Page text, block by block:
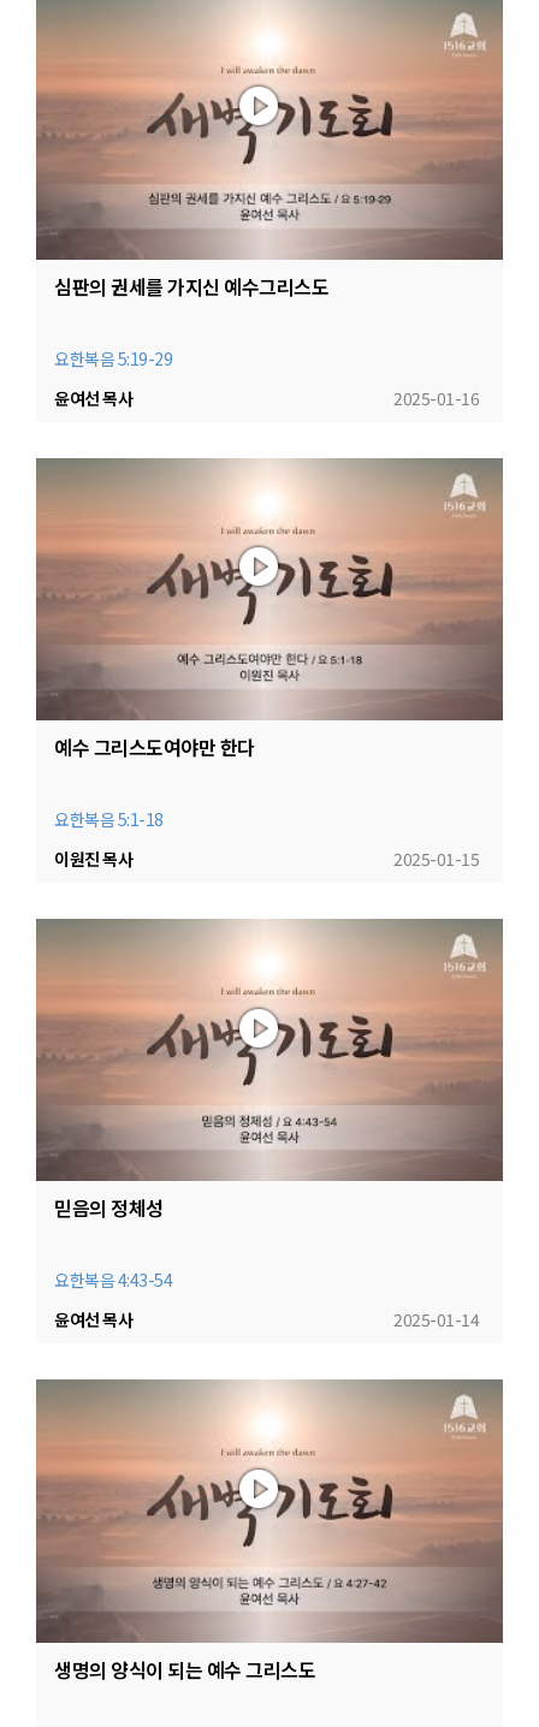
심판의 권세를 가지신 예수그리스도
요한복음 5:19-29
2025-01-16
윤여선 목사
예수 그리스도여야만 한다
요한복음 5:1-18
2025-01-15
이원진 목사
믿음의 정체성
요한복음 4:43-54
2025-01-14
윤여선 목사
생명의 양식이 되는 예수 그리스도